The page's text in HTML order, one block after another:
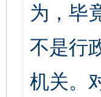
为，毕
不是行
机关。